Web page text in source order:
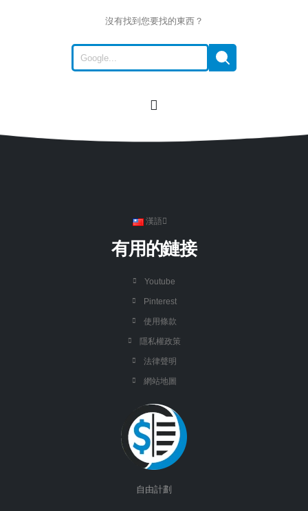
沒有找到您要找的東西？
漢語
有用的鏈接
Youtube
Pinterest
使用條款
隱私權政策
法律聲明
網站地圖
自由計劃